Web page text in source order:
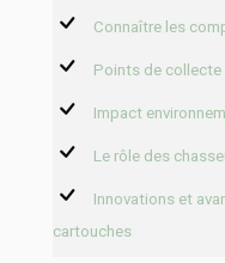
Connaître les
Points de collecte
Impact
Le rôle des
Innovations et
cartouches